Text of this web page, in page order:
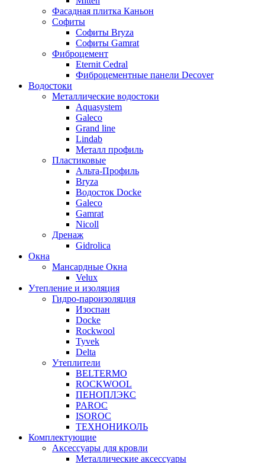
Фасадная плитка Каньон
Софиты
Софиты Bryza
Софиты Gamrat
Фиброцемент
Eternit Cedral
Фиброцементные панели Decover
Водостоки
Металлические водостоки
Aquasystem
Galeco
Grand line
Lindab
Металл профиль
Пластиковые
Альта-Профиль
Bryza
Водосток Docke
Galeco
Gamrat
Nicoll
Дренаж
Gidrolica
Окна
Мансардные Окна
Velux
Утепление и изоляция
Гидро-пароизоляция
Изоспан
Docke
Rockwool
Tyvek
Delta
Утеплители
BELTERMO
ROCKWOOL
ПЕНОПЛЭКС
PAROC
ISOROC
ТЕХНОНИКОЛЬ
Комплектующие
Аксессуары для кровли
Металлические аксессуары